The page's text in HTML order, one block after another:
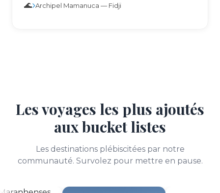
🌊 Archipel Mamanuca — Fidji
Les voyages les plus ajoutés
aux bucket listes
Les destinations plébiscitées par notre
communauté. Survolez pour mettre en pause.